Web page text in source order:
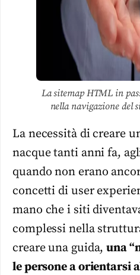
La sitemap HTML in
nella navigazione del
La necessità di creare
nacque tanti anni fa,
quando non erano
concetti di user
mano che i siti
complessi nella
creare una guida,una
le persone a orientarsi